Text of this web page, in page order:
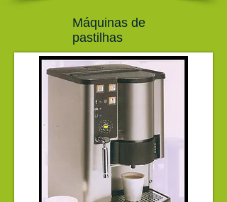
Máquinas de
pastilhas